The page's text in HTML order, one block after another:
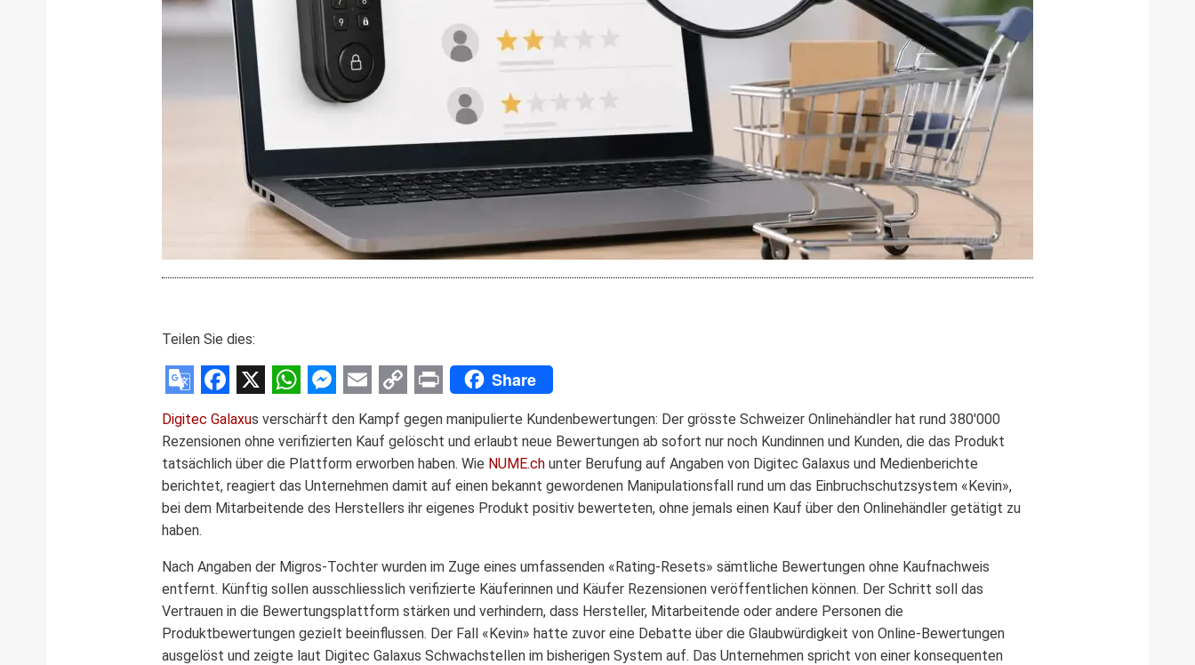
Teilen Sie dies:
Google
Translate
Facebook
X WhatsApp
Messenger
EmailCopy
Link
Print
Share
Digitec Galaxus verschärft den Kampf gegen manipulierte Kundenbewertungen: Der grösste Schweizer Onlinehändler hat rund 380'000
Rezensionen ohne verifizierten Kauf gelöscht und erlaubt neue Bewertungen ab sofort nur noch Kundinnen und Kunden, die das Produkt
tatsächlich über die Plattform erworben haben. Wie NUME.ch unter Berufung auf Angaben von Digitec Galaxus und Medienberichte
berichtet, reagiert das Unternehmen damit auf einen bekannt gewordenen Manipulationsfall rund um das Einbruchschutzsystem «Kevin»,
bei dem Mitarbeitende des Herstellers ihr eigenes Produkt positiv bewerteten, ohne jemals einen Kauf über den Onlinehändler getätigt zu
haben.
Nach Angaben der Migros-Tochter wurden im Zuge eines umfassenden «Rating-Resets» sämtliche Bewertungen ohne Kaufnachweis
entfernt. Künftig sollen ausschliesslich verifizierte Käuferinnen und Käufer Rezensionen veröffentlichen können. Der Schritt soll das
Vertrauen in die Bewertungsplattform stärken und verhindern, dass Hersteller, Mitarbeitende oder andere Personen die
Produktbewertungen gezielt beeinflussen. Der Fall «Kevin» hatte zuvor eine Debatte über die Glaubwürdigkeit von Online-Bewertungen
ausgelöst und zeigte laut Digitec Galaxus Schwachstellen im bisherigen System auf. Das Unternehmen spricht von einer konsequenten